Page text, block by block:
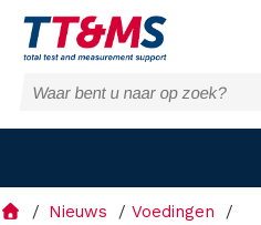
Nieuws
Voedingen